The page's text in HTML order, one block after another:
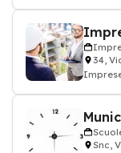
34,
Snc,